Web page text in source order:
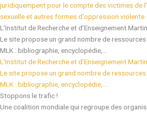
juridiquempent pour le compte des victimes de
sexuelle et autres formes d'oppression violente.
L'Institut de Recherche et d'Enseignement
Le site propose un grand nombre de
MLK : bibliographie, encyclopédie,...
L'Institut de Recherche et d'Enseignement
Le site propose un grand nombre de
MLK : bibliographie, encyclopédie,...
Stoppons le trafic !
Une coalition mondiale qui regroupe des